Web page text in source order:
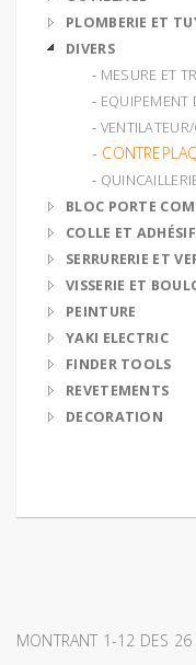
PLOMBERIE ET
DIVERS
‐ MESURE ET
‐ EQUIPEMENT
‐
‐
‐
BLOC PORTE
COLLE ET ADHÉSIF
SERRURERIE ET
VISSERIE ET
PEINTURE
YAKI ELECTRIC
FINDER TOOLS
REVETEMENTS
DECORATION
MONTRANT 1-12 DES 26